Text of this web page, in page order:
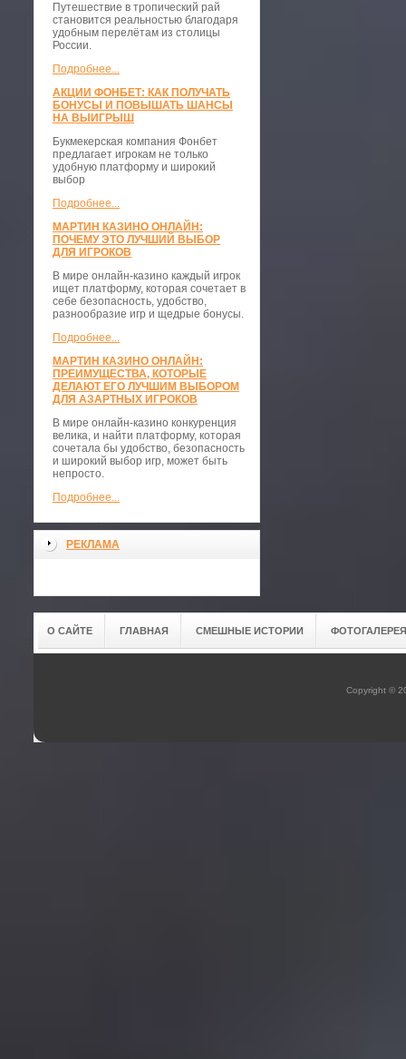
Путешествие в тропический рай
становится реальностью благодаря
удобным перелётам из столицы
России.
Подробнее...
АКЦИИ ФОНБЕТ: КАК ПОЛУЧАТЬ
БОНУСЫ И ПОВЫШАТЬ ШАНСЫ
НА ВЫИГРЫШ
Букмекерская компания Фонбет
предлагает игрокам не только
удобную платформу и широкий
выбор
Подробнее...
МАРТИН КАЗИНО ОНЛАЙН:
ПОЧЕМУ ЭТО ЛУЧШИЙ ВЫБОР
ДЛЯ ИГРОКОВ
В мире онлайн-казино каждый игрок
ищет платформу, которая сочетает в
себе безопасность, удобство,
разнообразие игр и щедрые бонусы.
Подробнее...
МАРТИН КАЗИНО ОНЛАЙН:
ПРЕИМУЩЕСТВА, КОТОРЫЕ
ДЕЛАЮТ ЕГО ЛУЧШИМ ВЫБОРОМ
ДЛЯ АЗАРТНЫХ ИГРОКОВ
В мире онлайн-казино конкуренция
велика, и найти платформу, которая
сочетала бы удобство, безопасность
и широкий выбор игр, может быть
непросто.
Подробнее...
РЕКЛАМА
О САЙТЕ ГЛАВНАЯ СМЕШНЫЕ ИСТОРИИ ФОТОГАЛЕРЕЯ
Copyright ©